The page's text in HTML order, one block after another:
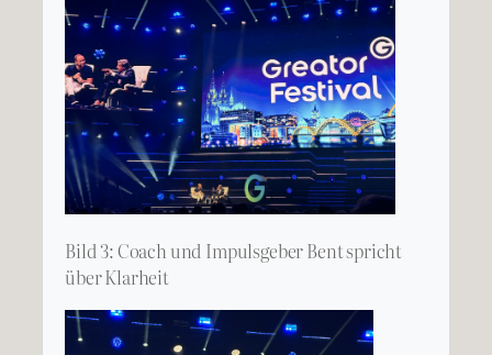
Bild 3: Coach und Impulsgeber Bent spricht
über Klarheit